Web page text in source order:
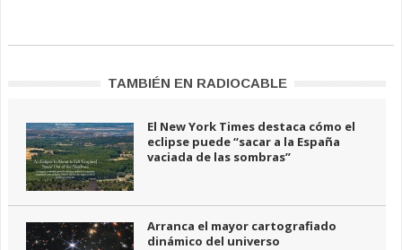
TAMBIÉN EN RADIOCABLE
El New York Times destaca cómo el
eclipse puede “sacar a la España
vaciada de las sombras”
Arranca el mayor cartografiado
dinámico del universo